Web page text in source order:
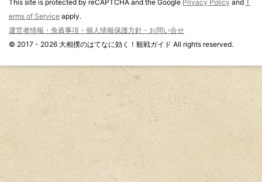
This site is protected by reCAPTCHA and the Google Privacy Policy and T
erms of Service apply.
運営者情報・免責事項・個人情報保護方針・お問い合せ
© 2017 - 2026 大相撲のはてなに効く！観戦ガイド All rights reserved.